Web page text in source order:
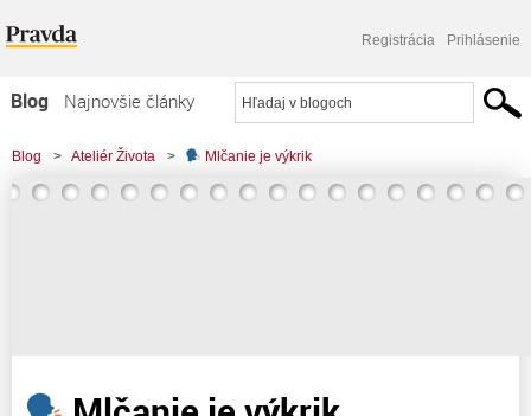
Registrácia Prihlásenie
Blog
Najnovšie články
Najčítanejšie články
Najkomentovanejšie články
Blog > Ateliér Života > Mlčanie je výkrik